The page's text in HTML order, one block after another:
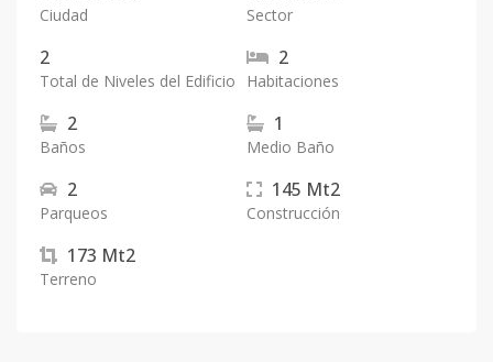
Ciudad Sector
2
Total de Niveles del Edificio
2
Habitaciones
2
Baños
1
Medio Baño
2
Parqueos
145 Mt2
Construcción
173 Mt2
Terreno